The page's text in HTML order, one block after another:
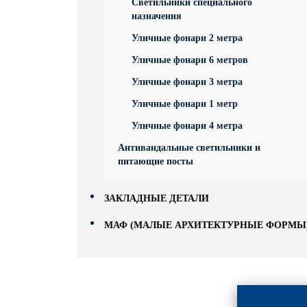
Светильники специального
назначения
Уличные фонари 2 метра
Уличные фонари 6 метров
Уличные фонари 3 метра
Уличные фонари 1 метр
Уличные фонари 4 метра
Антивандальные светильники и
питающие посты
ЗАКЛАДНЫЕ ДЕТАЛИ
МАФ (МАЛЫЕ АРХИТЕКТУРНЫЕ